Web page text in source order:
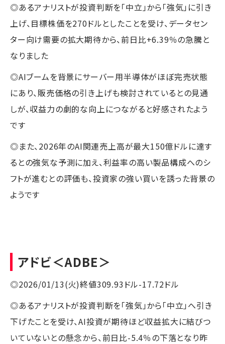
◎あるアナリストが投資判断を「中立」から「強気」に引き
上げ、目標株価を270ドルとしたことを受け、データセン
ター向け需要の拡大期待から、前日比+6.39％の急騰と
なりました
◎AIブームを背景にサーバー用半導体がほぼ完売状態
にあり、販売価格の引き上げも検討されているとの見通
しが、収益力の劇的な向上につながると好感されたよう
です
◎また、2026年のAI関連売上高が最大150億ドルに達す
るとの強気な予測に加え、利益率の高い製品構成へのシ
フトが進むとの評価も、投資家の強い買いを誘った背景の
ようです
アドビ＜ADBE＞
◎2026/01/13(火)終値309.93ドル-17.72ドル
◎あるアナリストが投資判断を「強気」から「中立」へ引き
下げたことを受け、AI投資が期待ほど収益拡大に結びつ
いていないとの懸念から、前日比-5.4％の下落となり昨